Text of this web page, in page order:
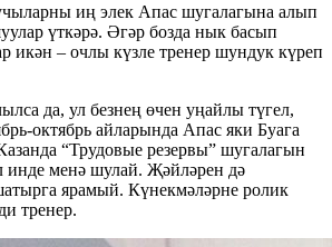
иң элек Апас шугалагына алып
үткәрә. Әгәр бозда нык басып
икән – очлы күзле тренер шундук күреп
да, ул безнең өчен уңайлы түгел,
октябрь айларында Апас яки Буага
“Трудовые резервы” шугалагын
инде менә шулай. Җәйләрен дә
ярамый. Күнекмәләрне ролик
тренер.